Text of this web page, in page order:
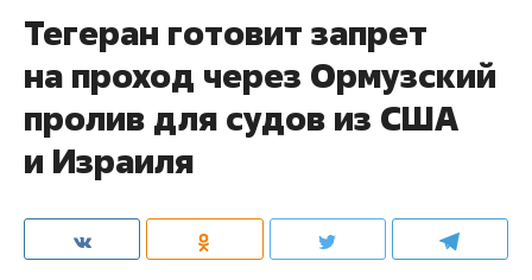
Тегеран готовит запрет
на проход через Ормузский
пролив для судов из США
и Израиля